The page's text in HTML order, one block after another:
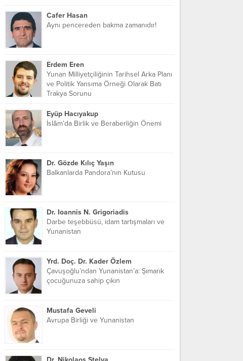
Cafer Hasan
Aynı pencereden bakma zamanıdır!
Erdem Eren
Yunan Milliyetçiliğinin Tarihsel Arka Planı
ve Politik Yansıma Örneği Olarak Batı
Trakya Sorunu
Eyüp Hacıyakup
İslâm’da Birlik ve Beraberliğin Önemi
Dr. Gözde Kılıç Yaşın
Balkanlarda Pandora’nın Kutusu
Dr. Ioannis N. Grigoriadis
Darbe teşebbüsü, idam tartışmaları ve
Yunanistan
Yrd. Doç. Dr. Kader Özlem
Çavuşoğlu’ndan Yunanistan’a: Şımarık
çocuğunuza sahip çıkın
Mustafa Geveli
Avrupa Birliği ve Yunanistan